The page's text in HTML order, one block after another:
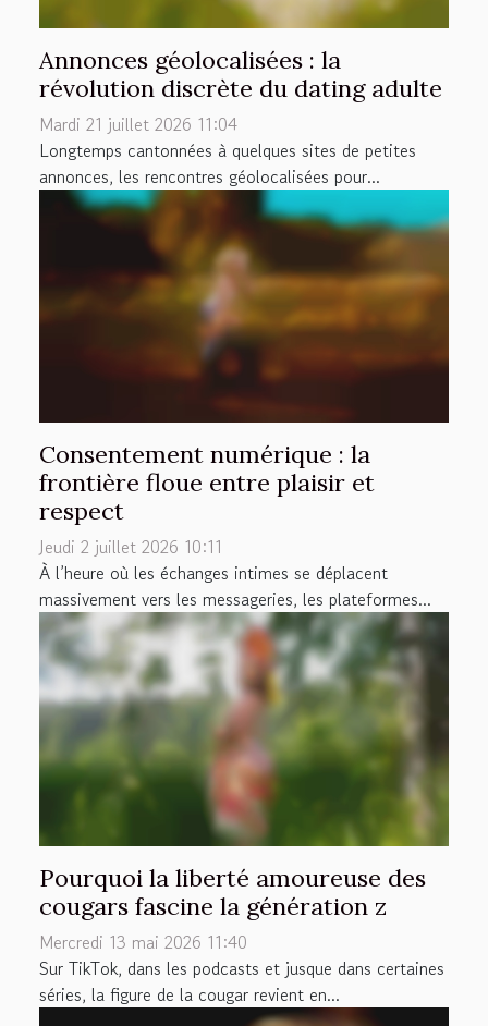
Annonces géolocalisées : la
révolution discrète du dating adulte
Mardi 21 juillet 2026 11:04
Longtemps cantonnées à quelques sites de petites
annonces, les rencontres géolocalisées pour...
Consentement numérique : la
frontière floue entre plaisir et
respect
Jeudi 2 juillet 2026 10:11
À l’heure où les échanges intimes se déplacent
massivement vers les messageries, les plateformes...
Pourquoi la liberté amoureuse des
cougars fascine la génération z
Mercredi 13 mai 2026 11:40
Sur TikTok, dans les podcasts et jusque dans certaines
séries, la figure de la cougar revient en...